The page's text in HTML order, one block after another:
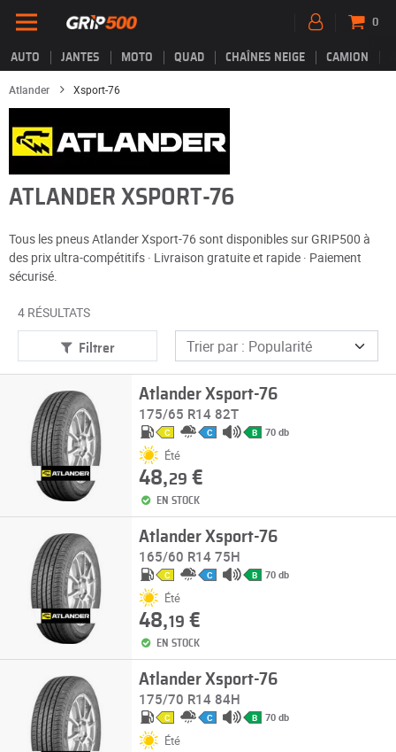
AUTO JANTES MOTO QUAD CHAÎNES NEIGE CAMION
0
Atlander Xsport-76
ATLANDER XSPORT-76
Tous les pneus Atlander Xsport-76 sont disponibles sur GRIP500 à
des prix ultra-compétitifs · Livraison gratuite et rapide · Paiement
sécurisé.
4 RÉSULTATS
Filtrer
Atlander Xsport-76
175/65 R14 82T
C C B 70 db
Été
48,29 €
EN STOCK
Atlander Xsport-76
165/60 R14 75H
C C B 70 db
Été
48,19 €
EN STOCK
Atlander Xsport-76
175/70 R14 84H
C C B 70 db
Été